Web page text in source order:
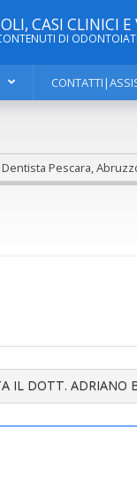
CASI CLINICI E
DI
Pescara,
IL DOTT. ADRIANO